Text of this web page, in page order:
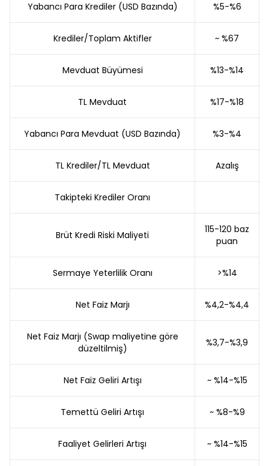
Yabancı Para Krediler (USD Bazında) %5-%6
Krediler/Toplam Aktifler ~ %67
Mevduat Büyümesi %13-%14
TL Mevduat %17-%18
Yabancı Para Mevduat (USD Bazında) %3-%4
TL Krediler/TL Mevduat Azalış
Takipteki Krediler Oranı
Brüt Kredi Riski Maliyeti
115-120 baz
puan
Sermaye Yeterlilik Oranı >%14
Net Faiz Marjı %4,2-%4,4
Net Faiz Marjı (Swap maliyetine göre
düzeltilmiş)
%3,7-%3,9
Net Faiz Geliri Artışı ~ %14-%15
Temettü Geliri Artışı ~ %8-%9
Faaliyet Gelirleri Artışı ~ %14-%15